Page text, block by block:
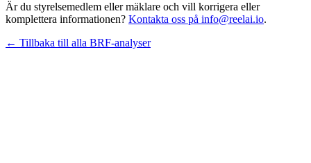
Är du styrelsemedlem eller mäklare och vill korrigera eller
komplettera informationen? Kontakta oss på info@reelai.io.
← Tillbaka till alla BRF-analyser